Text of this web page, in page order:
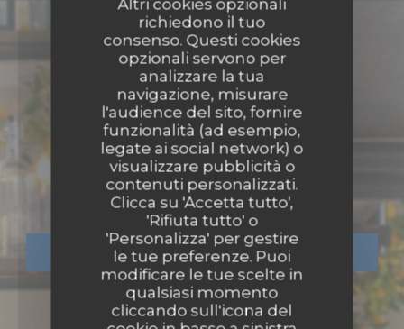
Altri cookies opzionali
richiedono il tuo
consenso. Questi cookies
opzionali servono per
analizzare la tua
navigazione, misurare
l'audience del sito, fornire
funzionalità (ad esempio,
legate ai social network) o
visualizzare pubblicità o
contenuti personalizzati.
Clicca su 'Accetta tutto',
'Rifiuta tutto' o
'Personalizza' per gestire
le tue preferenze. Puoi
modificare le tue scelte in
qualsiasi momento
cliccando sull'icona del
PIZZERIA• PARIS
La Massara
PRENOTA